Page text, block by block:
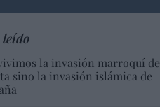
leído
la invasión marroquí de
sino la invasión islámica de